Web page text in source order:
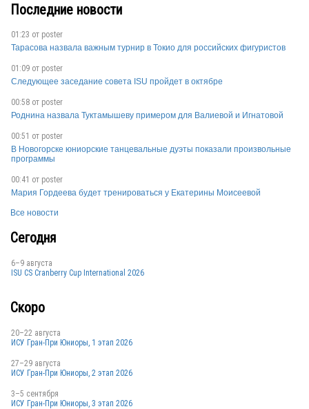
Последние новости
01:23 от poster
Тарасова назвала важным турнир в Токио для российских фигуристов
01:09 от poster
Следующее заседание совета ISU пройдет в октябре
00:58 от poster
Роднина назвала Туктамышеву примером для Валиевой и Игнатовой
00:51 от poster
В Новогорске юниорские танцевальные дуэты показали произвольные
программы
00:41 от poster
Мария Гордеева будет тренироваться у Екатерины Моисеевой
Все новости
Сегодня
6–9 августа
ISU CS Cranberry Cup International 2026
Скоро
20–22 августа
ИСУ Гран-При Юниоры, 1 этап 2026
27–29 августа
ИСУ Гран-При Юниоры, 2 этап 2026
3–5 сентября
ИСУ Гран-При Юниоры, 3 этап 2026